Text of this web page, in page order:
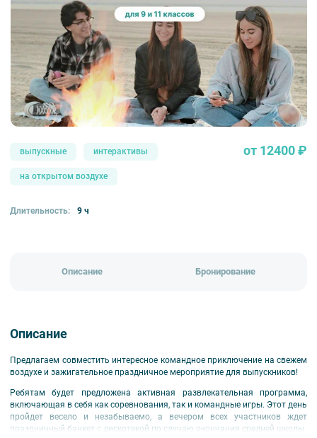
выпускные интерактивы
на открытом воздухе
от 12400 ₽
Длительность: 9 ч
Описание Бронирование
Описание
Предлагаем совместить интересное командное приключение на свежем
воздухе и зажигательное праздничное мероприятие для выпускников!
Ребятам будет предложена активная развлекательная программа,
включающая в себя как соревнования, так и командные игры. Этот день
пройдет весело и незабываемо, а вечером всех участников ждет
праздничный банкет с дискотекой по случаю окончания средней школы.